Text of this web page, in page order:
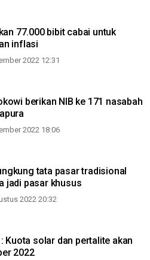
77.000 bibit cabai untuk
inflasi
2022 12:31
berikan NIB ke 171 nasabah
2022 18:06
tata pasar tradisional
jadi pasar khusus
2022 20:32
Kuota solar dan pertalite akan
2022